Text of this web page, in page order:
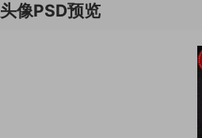
头像PSD预览